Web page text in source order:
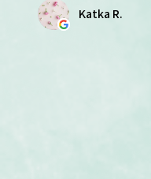
Katka R.